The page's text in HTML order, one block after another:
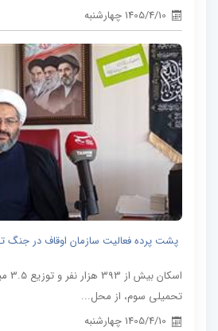
1405/4/10 چهارشنبه
پشت پرده فعالیت سازمان اوقاف در جنگ
تحمیلی سوم، از محل...
1405/4/10 چهارشنبه